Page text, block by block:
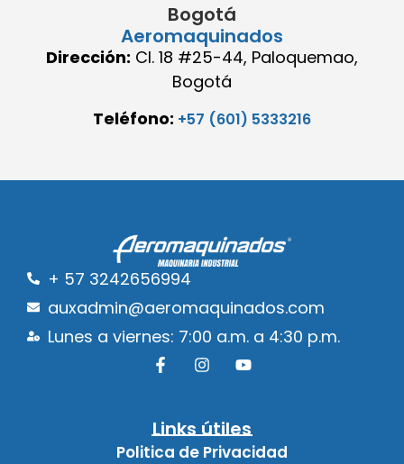
Bogotá
Aeromaquinados
Dirección: Cl. 18 #25-44, Paloquemao,
Bogotá
Teléfono: +57 (601) 5333216
+ 57 3242656994
auxadmin@aeromaquinados.com
Lunes a viernes: 7:00 a.m. a 4:30 p.m.
Links útiles
Politica de Privacidad